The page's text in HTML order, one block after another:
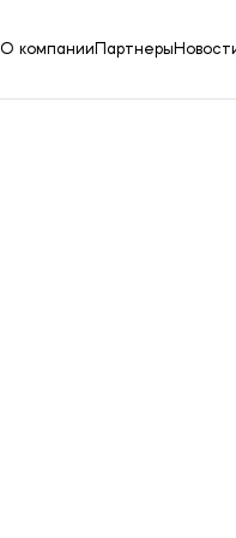
О компании Партнеры